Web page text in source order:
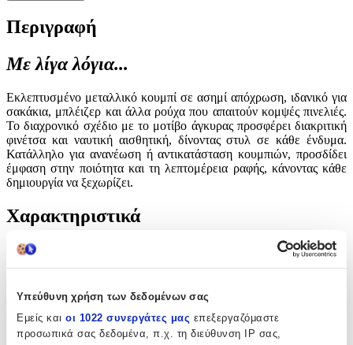
Υπεύθυνη χρήση των δεδομένων σας
Εμείς και οι 1022 συνεργάτες μας επεξεργαζόμαστε
προσωπικά σας δεδομένα, π.χ. τη διεύθυνση IP σας,
Περιγραφή
Με λίγα λόγια...
Εκλεπτυσμένο μεταλλικό κουμπί σε ασημί απόχρωση, ιδανικό για
σακάκια, μπλέιζερ και άλλα ρούχα που απαιτούν κομψές πινελιές.
Το διαχρονικό σχέδιο με το μοτίβο άγκυρας προσφέρει διακριτική
φινέτσα και ναυτική αισθητική, δίνοντας στυλ σε κάθε ένδυμα.
Κατάλληλο για ανανέωση ή αντικατάσταση κουμπιών, προσδίδει
έμφαση στην ποιότητα και τη λεπτομέρεια ραφής, κάνοντας κάθε
δημιουργία να ξεχωρίζει.
Χαρακτηριστικά
Είδος:
Χαρακτηριστικά